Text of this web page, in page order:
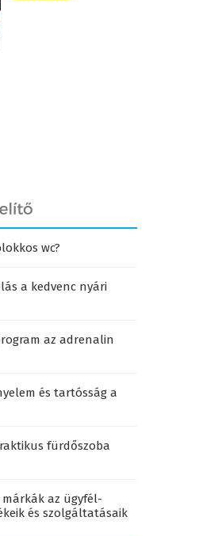
wc?
a kedvenc nyári
az adrenalin
és tartósság a
fürdőszoba
az ügyfél-
és szolgáltatásaik